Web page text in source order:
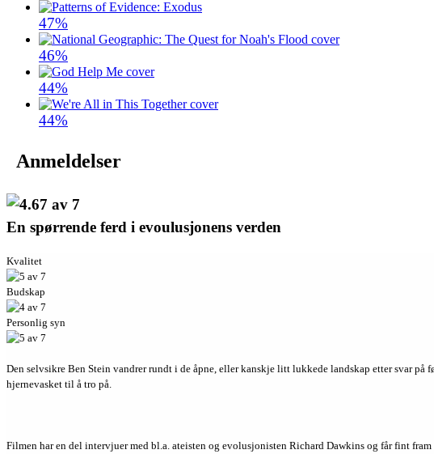
47%
46%
44%
44%
Anmeldelser
En spørrende ferd i evoulusjonens verden
Kvalitet
Budskap
Personlig syn
Den selvsikre Ben Stein vandrer rundt i de åpne, eller kanskje litt lukkede landskap etter svar
hjernevasket til å tro på.
Filmen har en del intervjuer med bl.a. ateisten og evolusjonisten Richard Dawkins og får fint